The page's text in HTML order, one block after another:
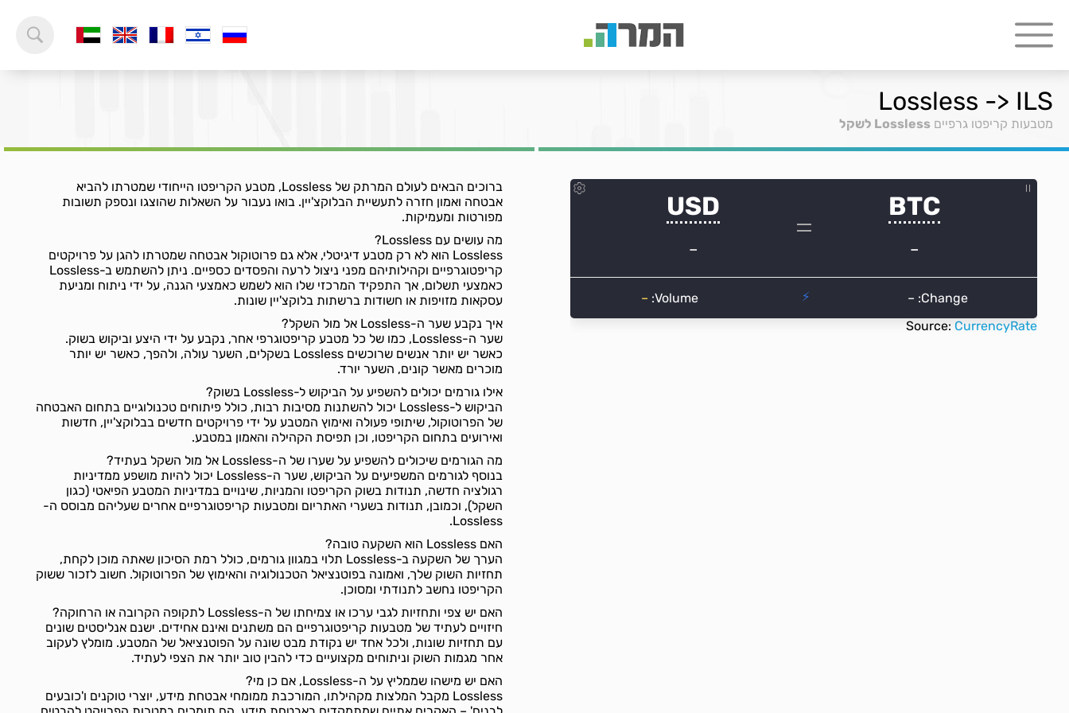
Lossless -> ILS
מטבעות קריפטו גרפיים Lossless לשקל
Source: CurrencyRate
ברוכים הבאים לעולם המרתק של Lossless, מטבע הקריפטו הייחודי שמטרתו להביא
אבטחה ואמון חזרה לתעשיית הבלוקצ'יין. בואו נעבור על השאלות שהוצגו ונספק תשובות
מפורטות ומעמיקות.
מה עושים עם Lossless?
Lossless הוא לא רק מטבע דיגיטלי, אלא גם פרוטוקול אבטחה שמטרתו להגן על פרויקטים
קריפטוגרפיים וקהילותיהם מפני ניצול לרעה והפסדים כספיים. ניתן להשתמש ב-Lossless
כאמצעי תשלום, אך התפקיד המרכזי שלו הוא לשמש כאמצעי הגנה, על ידי ניתוח ומניעת
עסקאות מזויפות או חשודות ברשתות בלוקצ'יין שונות.
איך נקבע שער ה-Lossless אל מול השקל?
שער ה-Lossless, כמו של כל מטבע קריפטוגרפי אחר, נקבע על ידי היצע וביקוש בשוק.
כאשר יש יותר אנשים שרוכשים Lossless בשקלים, השער עולה, ולהפך, כאשר יש יותר
מוכרים מאשר קונים, השער יורד.
אילו גורמים יכולים להשפיע על הביקוש ל-Lossless בשוק?
הביקוש ל-Lossless יכול להשתנות מסיבות רבות, כולל פיתוחים טכנולוגיים בתחום האבטחה
של הפרוטוקול, שיתופי פעולה ואימוץ המטבע על ידי פרויקטים חדשים בבלוקצ'יין, חדשות
ואירועים בתחום הקריפטו, וכן תפיסת הקהילה והאמון במטבע.
מה הגורמים שיכולים להשפיע על שערו של ה-Lossless אל מול השקל בעתיד?
בנוסף לגורמים המשפיעים על הביקוש, שער ה-Lossless יכול להיות מושפע ממדיניות
רגולציה חדשה, תנודות בשוק הקריפטו והמניות, שינויים במדיניות המטבע הפיאטי (כגון
השקל), וכמובן, תנודות בשערי האתריום ומטבעות קריפטוגרפיים אחרים שעליהם מבוסס ה-
Lossless.
האם Lossless הוא השקעה טובה?
הערך של השקעה ב-Lossless תלוי במגוון גורמים, כולל רמת הסיכון שאתה מוכן לקחת,
תחזיות השוק שלך, ואמונה בפוטנציאל הטכנולוגיה והאימוץ של הפרוטוקול. חשוב לזכור ששוק
הקריפטו נחשב לתנודתי ומסוכן.
האם יש צפי ותחזיות לגבי ערכו או צמיחתו של ה-Lossless לתקופה הקרובה או הרחוקה?
חיזויים לעתיד של מטבעות קריפטוגרפיים הם משתנים ואינם אחידים. ישנם אנליסטים שונים
עם תחזיות שונות, ולכל אחד יש נקודת מבט שונה על הפוטנציאל של המטבע. מומלץ לעקוב
אחר מגמות השוק וניתוחים מקצועיים כדי להבין טוב יותר את הצפי לעתיד.
האם יש מישהו שממליץ על ה-Lossless, אם כן מי?
Lossless מקבל המלצות מקהילתו, המורכבת ממומחי אבטחת מידע, יוצרי טוקנים ו'כובעים